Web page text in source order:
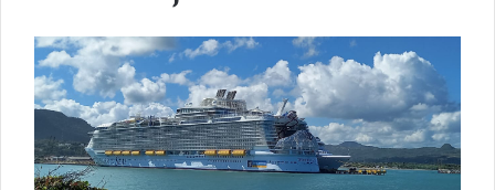
o
r
e
o
e
l